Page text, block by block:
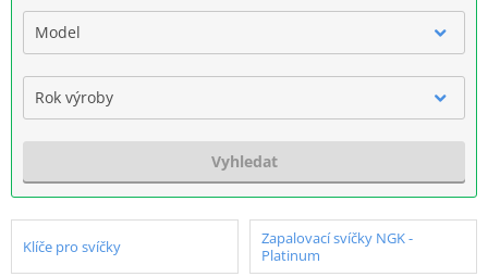
Model
Rok výroby
Vyhledat
Klíče pro svíčky
Zapalovací svíčky NGK -
Platinum